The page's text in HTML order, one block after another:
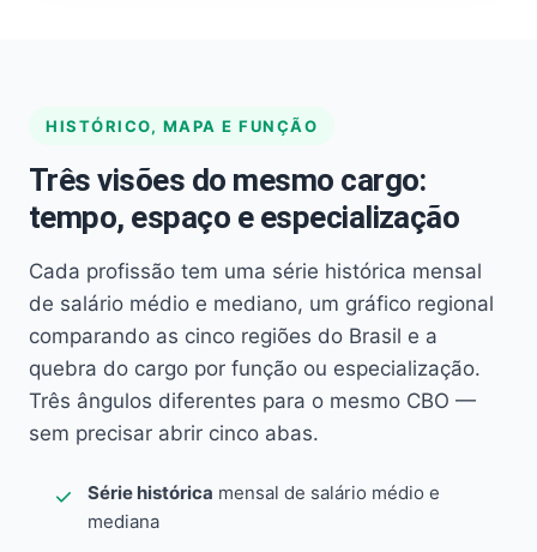
HISTÓRICO, MAPA E FUNÇÃO
Três visões do mesmo cargo:
tempo, espaço e especialização
Cada profissão tem uma série histórica mensal
de salário médio e mediano, um gráfico regional
comparando as cinco regiões do Brasil e a
quebra do cargo por função ou especialização.
Três ângulos diferentes para o mesmo CBO —
sem precisar abrir cinco abas.
Série histórica mensal de salário médio e
mediana